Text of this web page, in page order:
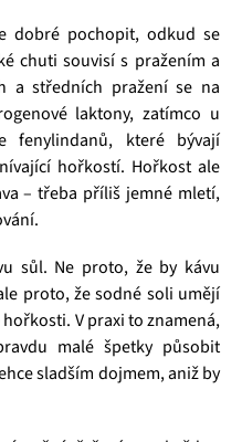
dobré pochopit, odkud se
chuti souvisí s pražením a
a středních pražení se na
laktony, zatímco u
fenylindanů, které bývají
hořkostí. Hořkost ale
– třeba příliš jemné mletí,
sůl. Ne proto, že by kávu
proto, že sodné soli umějí
V praxi to znamená,
malé špetky působit
sladším dojmem, aniž by